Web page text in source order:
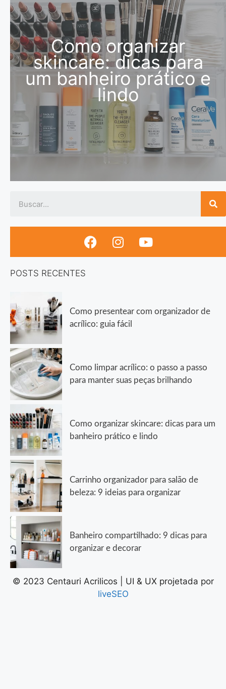
Como organizar
skincare: dicas para
um banheiro prático e
lindo
POSTS RECENTES
Como presentear com organizador de
acrílico: guia fácil
Como limpar acrílico: o passo a passo
para manter suas peças brilhando
Como organizar skincare: dicas para um
banheiro prático e lindo
Carrinho organizador para salão de
beleza: 9 ideias para organizar
Banheiro compartilhado: 9 dicas para
organizar e decorar
© 2023 Centauri Acrilicos | UI & UX projetada por
liveSEO